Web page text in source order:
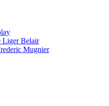
Liger Belair
Mugnier